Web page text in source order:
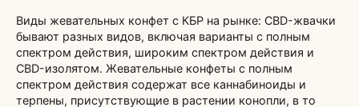
Виды жевательных конфет с КБР на рынке: CBD-жвачки
бывают разных видов, включая варианты с полным
спектром действия, широким спектром действия и
CBD-изолятом. Жевательные конфеты с полным
спектром действия содержат все каннабиноиды и
терпены, присутствующие в растении конопли, в то